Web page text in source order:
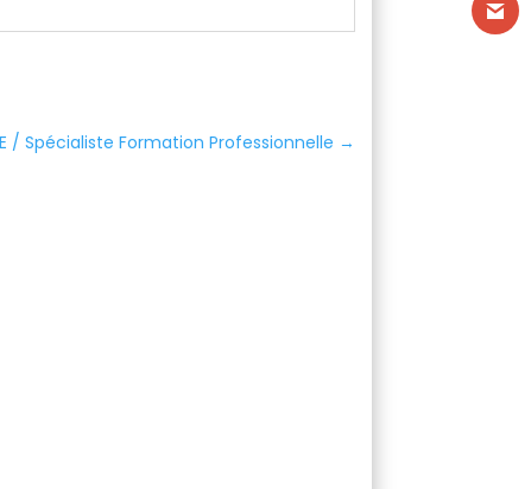
/ Spécialiste Formation Professionnelle →